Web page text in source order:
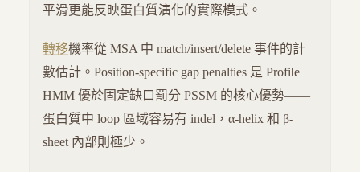
平滑更能反映蛋白質演化的實際模式。
轉移機率從 MSA 中 match/insert/delete 事件的計
數估計。Position-specific gap penalties 是 Profile
HMM 優於固定缺口罰分 PSSM 的核心優勢——
蛋白質中 loop 區域容易有 indel，α-helix 和 β-
sheet 內部則極少。